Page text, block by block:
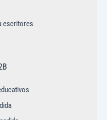
escritores